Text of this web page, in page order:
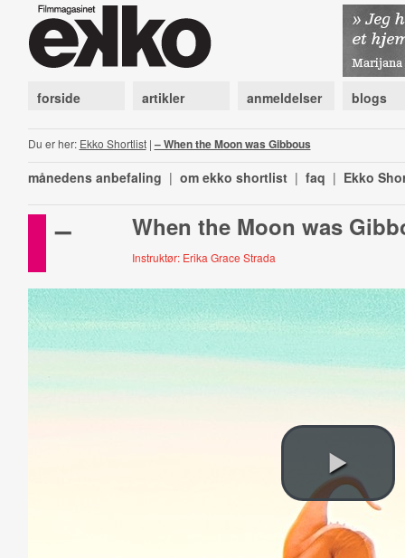
forside artikler anmeldelser blogs
Du er her: Ekko Shortlist| – When the Moon was Gibbous
månedens anbefaling | om ekko shortlist | faq | Ekko
– When the Moon was
Instruktør: Erika Grace Strada